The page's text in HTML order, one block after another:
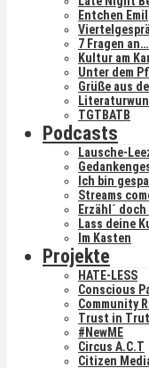
Entchen Emil
7 Fragen an…
Kultur am
Unter dem
Grüße aus
TGTBATB
Podcasts
Lausche-
Ich bin
Streams
Erzähl´ doch
Lass deine
Im Kasten
Projekte
HATE-LESS
Conscious
Community
Trust in
#NewME
Circus A.C.T
Citizen